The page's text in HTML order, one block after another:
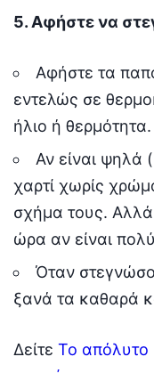
5. Αφήστε να
Αφήστε τα
εντελώς σε
ήλιο ή θερμότητα.
Αν είναι ψηλά
χαρτί χωρίς
σχήμα τους.
ώρα αν είναι
Όταν
ξανά τα καθαρά
Δείτε Το απόλυτο